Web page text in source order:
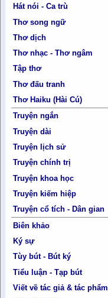
Hát nói - Ca trù
Thơ song ngữ
Thơ dịch
Thơ nhạc - Thơ ngâm
Tập thơ
Thơ đấu tranh
Thơ Haiku (Hài Cú)
Truyện ngắn
Truyện dài
Truyện lịch sử
Truyện chính trị
Truyện khoa học
Truyện kiếm hiệp
Truyện cổ tích - Dân gian
Biên khảo
Ký sự
Tùy bút - Bút ký
Tiểu luận - Tạp bút
Viết về tác giả & tác phẩm